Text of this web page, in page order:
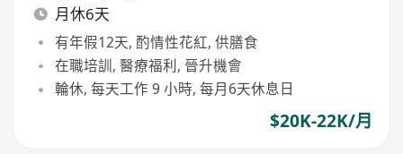
月休6天
有年假12天, 酌情性花紅, 供膳食
在職培訓, 醫療福利, 晉升機會
輪休, 每天工作 9 小時, 每月6天休息日
$20K-22K/月